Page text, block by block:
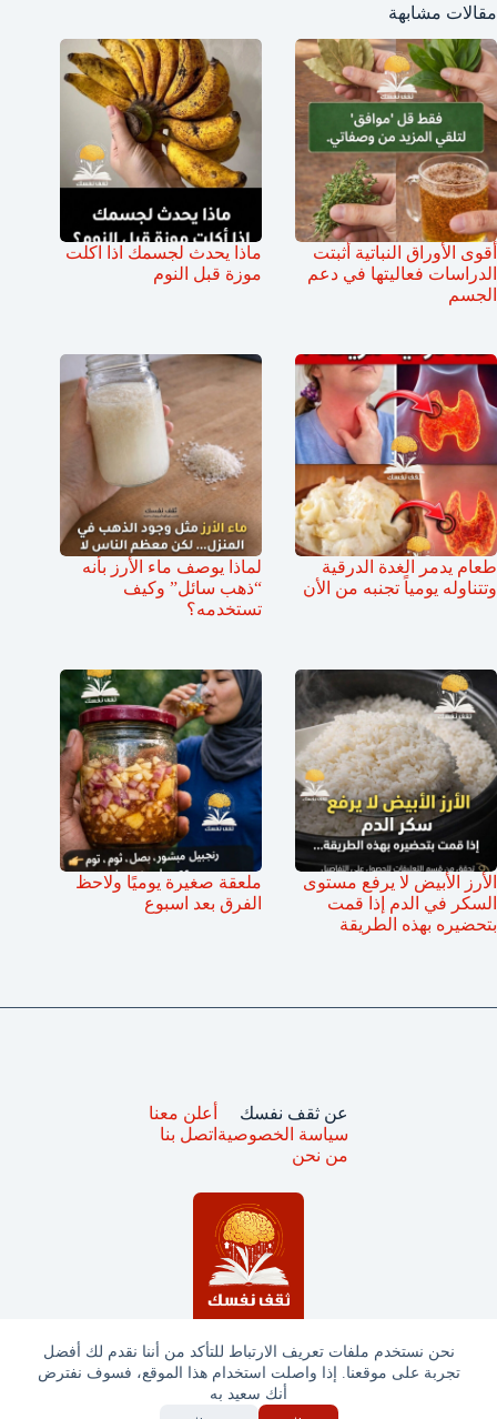
نحن نستخدم ملفات تعريف الارتباط للتأكد من أننا نقدم لك أفضل
تجربة على موقعنا. إذا واصلت استخدام هذا الموقع، فسوف نفترض
أنك سعيد به
مقالات مشابهة
أقوى الأوراق النباتية أثبتت
الدراسات فعاليتها في دعم
الجسم
ماذا يحدث لجسمك اذا اكلت
موزة قبل النوم
طعام يدمر الغدة الدرقية
وتتناوله يومياً تجنبه من الأن
لماذا يوصف ماء الأرز بأنه
“ذهب سائل” وكيف
تستخدمه؟
الأرز الأبيض لا يرفع مستوى
السكر في الدم إذا قمت
بتحضيره بهذه الطريقة
ملعقة صغيرة يوميًا ولاحظ
الفرق بعد اسبوع
جميع الحقوق محفوظة © ثقف نفسك 2025
عن ثقف نفسك
سياسة الخصوصية
من نحن
أعلن معنا
اتصل بنا